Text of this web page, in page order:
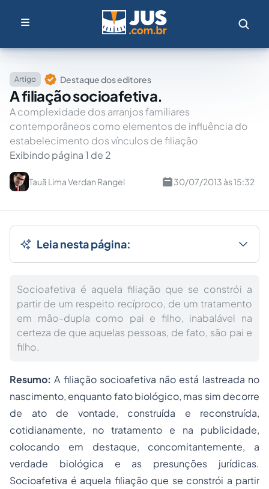
Artigo Destaque dos editores
A filiação socioafetiva.
A complexidade dos arranjos familiares
contemporâneos como elementos de influência do
estabelecimento dos vínculos de filiação
Exibindo página 1 de 2
Tauã Lima Verdan Rangel 30/07/2013 às 15:32
Leia nesta página:
Socioafetiva é aquela filiação que se constrói a
partir de um respeito recíproco, de um tratamento
em mão-dupla como pai e filho, inabalável na
certeza de que aquelas pessoas, de fato, são pai e
filho.
Resumo:A filiação socioafetiva não está lastreada no
nascimento, enquanto fato biológico, mas sim decorre
de ato de vontade, construída e reconstruída,
cotidianamente, no tratamento e na publicidade,
colocando em destaque, concomitantemente, a
verdade biológica e as presunções jurídicas.
Socioafetiva é aquela filiação que se constrói a partir